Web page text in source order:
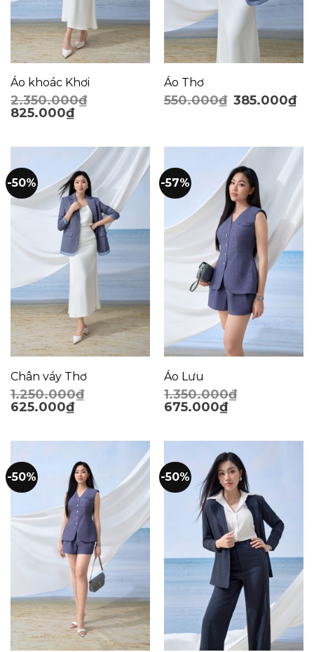
Áo khoác Khơi
2.350.000₫
825.000₫
Áo Thơ
550.000₫ 385.000₫
-50%
Chân váy Thơ
1.250.000₫
625.000₫
-57%
Áo Lưu
1.350.000₫
675.000₫
-50% -50%